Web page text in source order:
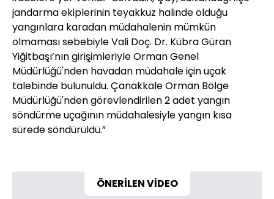
jandarma ekiplerinin teyakkuz halinde olduğu
yangınlara karadan müdahalenin mümkün
olmaması sebebiyle Vali Doç. Dr. Kübra Güran
Yiğitbaşı’nın girişimleriyle Orman Genel
Müdürlüğü'nden havadan müdahale için uçak
talebinde bulunuldu. Çanakkale Orman Bölge
Müdürlüğü'nden görevlendirilen 2 adet yangın
söndürme uçağının müdahalesiyle yangın kısa
sürede söndürüldü.”
ÖNERİLEN VİDEO